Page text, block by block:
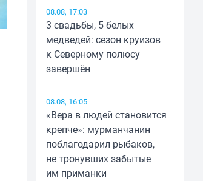
08.08, 17:03
3 свадьбы, 5 белых
медведей: сезон круизов
к Северному полюсу
завершён
08.08, 16:05
«Вера в людей становится
крепче»: мурманчанин
поблагодарил рыбаков,
не тронувших забытые
им приманки